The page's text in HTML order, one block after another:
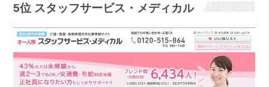
5位 スタッフサービス・メディカル